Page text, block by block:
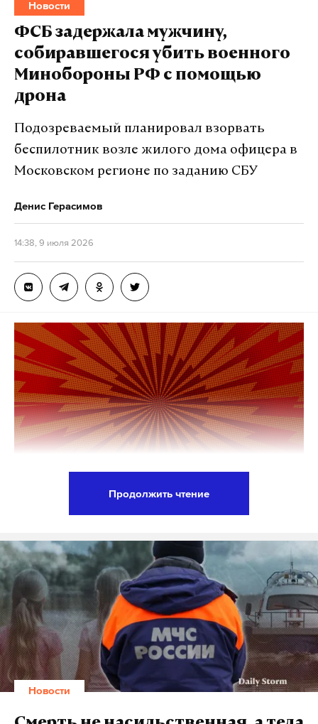
Новости
ФСБ задержала мужчину,
собиравшегося убить военного
Минобороны РФ с помощью
дрона
Подозреваемый планировал взорвать
беспилотник возле жилого дома офицера в
Московском регионе по заданию СБУ
Денис Герасимов
14:38, 9 июля 2026
безопасности (ФСБ) задержали 48-летнего
гражданина России, подозреваемого в подготовке
террористического акта в Московском регионе,
сообщает агентство ТАСС со ссылкой на Центр
общественных связей (ЦОС) ФСБ России.
По данным ведомства, мужчина 1978 года
рождения планировал по заданию украинских
спецслужб совершить покушение на
Продолжить чтение
Новости